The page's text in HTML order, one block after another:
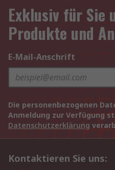
Exklusiv für Sie
Produkte und
E-Mail-Anschrift
Die personenbezogenen
Anmeldung zur Verfügung
Datenschutzerklärung
Kontaktieren Sie uns: